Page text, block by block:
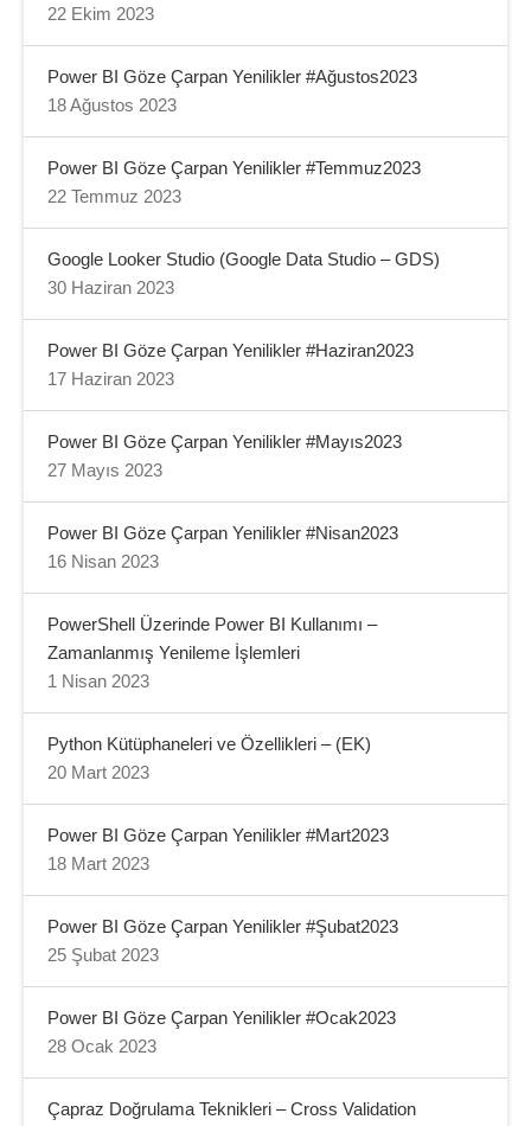
22 Ekim 2023
Power BI Göze Çarpan Yenilikler #Ağustos2023
18 Ağustos 2023
Power BI Göze Çarpan Yenilikler #Temmuz2023
22 Temmuz 2023
Google Looker Studio (Google Data Studio – GDS)
30 Haziran 2023
Power BI Göze Çarpan Yenilikler #Haziran2023
17 Haziran 2023
Power BI Göze Çarpan Yenilikler #Mayıs2023
27 Mayıs 2023
Power BI Göze Çarpan Yenilikler #Nisan2023
16 Nisan 2023
PowerShell Üzerinde Power BI Kullanımı –
Zamanlanmış Yenileme İşlemleri
1 Nisan 2023
Python Kütüphaneleri ve Özellikleri – (EK)
20 Mart 2023
Power BI Göze Çarpan Yenilikler #Mart2023
18 Mart 2023
Power BI Göze Çarpan Yenilikler #Şubat2023
25 Şubat 2023
Power BI Göze Çarpan Yenilikler #Ocak2023
28 Ocak 2023
Çapraz Doğrulama Teknikleri – Cross Validation